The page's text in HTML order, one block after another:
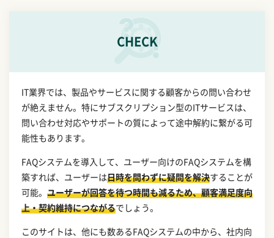
CHECK
IT業界では、製品やサービスに関する顧客からの問い合わせ
が絶えません。特にサブスクリプション型のITサービスは、
問い合わせ対応やサポートの質によって途中解約に繋がる可
能性もあります。
FAQシステムを導入して、ユーザー向けのFAQシステムを構
築すれば、ユーザーは日時を問わずに疑問を解決することが
可能。 ユーザーが回答を待つ時間も減るため、顧客満足度向
上・契約維持につながるでしょう。
このサイトは、他にも数あるFAQシステムの中から、社内向